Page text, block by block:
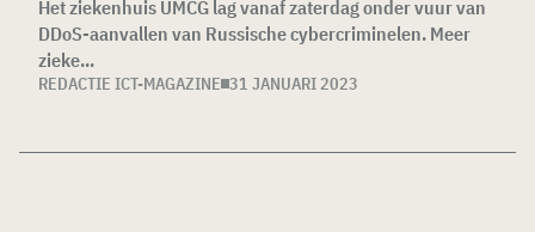
Het ziekenhuis UMCG lag vanaf zaterdag onder vuur van
DDoS-aanvallen van Russische cybercriminelen. Meer
zieke...
REDACTIE ICT-MAGAZINE 31 JANUARI 2023